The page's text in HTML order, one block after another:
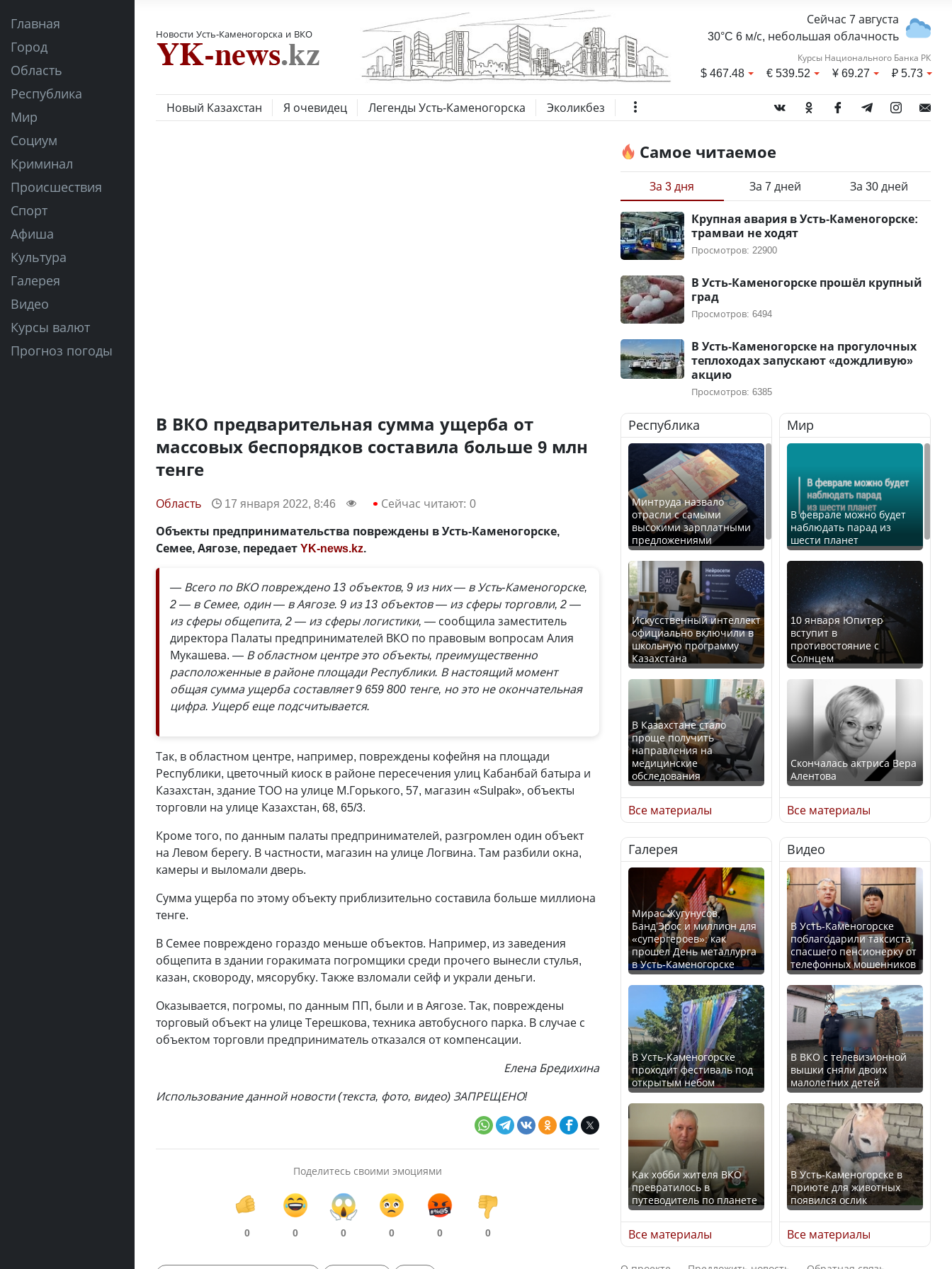
Главная
Город
Область
Республика
Мир
Социум
Криминал
Происшествия
Спорт
Афиша
Культура
Галерея
Видео
Курсы валют
Прогноз погоды
Новости Усть-Каменогорска и ВКО
Сейчас 7 августа
30°C 6 м/с, небольшая облачность
Курсы Национального Банка РК
$467.48 €539.52 ¥69.27 ₽5.73
Новый Казахстан Я очевидец Легенды Усть-Каменогорска Эколикбез
В ВКО предварительная сумма ущерба от
массовых беспорядков составила больше 9 млн
тенге
Область 17 января 2022, 8:46 Сейчас читают: 0
Объекты предпринимательства повреждены в Усть-Каменогорске,
Семее, Аягозе, передаетYK-news.kz.
— Всего по ВКО повреждено 13 объектов, 9 из них — в Усть-Каменогорске,
2 — в Семее, один — в Аягозе. 9 из 13 объектов — из сферы торговли, 2 —
из сферы общепита, 2 — из сферы логистики, — сообщила заместитель
директора Палаты предпринимателей ВКО по правовым вопросам Алия
Мукашева. — В областном центре это объекты, преимущественно
расположенные в районе площади Республики. В настоящий момент
общая сумма ущерба составляет 9 659 800 тенге, но это не окончательная
цифра. Ущерб еще подсчитывается.
Так, в областном центре, например, повреждены кофейня на площади
Республики, цветочный киоск в районе пересечения улиц Кабанбай батыра и
Казахстан, здание ТОО на улице М.Горького, 57, магазин «Sulpak», объекты
торговли на улице Казахстан, 68, 65/3.
Кроме того, по данным палаты предпринимателей, разгромлен один объект
на Левом берегу. В частности, магазин на улице Логвина. Там разбили окна,
камеры и выломали дверь.
Сумма ущерба по этому объекту приблизительно составила больше миллиона
тенге.
В Семее повреждено гораздо меньше объектов. Например, из заведения
общепита в здании горакимата погромщики среди прочего вынесли стулья,
казан, сковороду, мясорубку. Также взломали сейф и украли деньги.
Оказывается, погромы, по данным ПП, были и в Аягозе. Так, повреждены
торговый объект на улице Терешкова, техника автобусного парка. В случае с
объектом торговли предприниматель отказался от компенсации.
Елена Бредихина
Использование данной новости (текста, фото, видео) ЗАПРЕЩЕНО!
Поделитесь своими эмоциями
0 0 0 0 0 0
Самое читаемое
За 3 дня За 7 дней За 30 дней
Крупная авария в Усть-Каменогорске:
трамваи не ходят
Просмотров: 22900
В Усть-Каменогорске прошёл крупный
град
Просмотров: 6494
В Усть-Каменогорске на прогулочных
теплоходах запускают «дождливую»
акцию
Просмотров: 6385
Республика
Минтруда назвало
отрасли с самыми
высокими зарплатными
предложениями
Искусственный интеллект
официально включили в
школьную программу
Казахстана
В Казахстане стало
проще получить
направления на
медицинские
обследования
Қазақстан Орталық Азия
елдері арасында әл-ауқат
индексінде көш бастады
Казахстан возглавил
рейтинг благополучия
среди стран Центральной
Азии
Будут ли представлены
интересы регионов в
Курултае?
Ең төменгі жалақы,
алимент, экология: жеті
партия сайлаушылармен
нені талқылап жатыр?
Все материалы
Мир
В феврале можно будет
наблюдать парад из
шести планет
10 января Юпитер
вступит в
противостояние с
Солнцем
Скончалась актриса Вера
Алентова
В РФ вынесен заочный
приговор по уголовному
делу об убийстве Игоря
Талькова
В России введены
дополнительные
ограничения для
казахстанских прав
Трамп официально
вступил в должность
президента США
Луну признали объектом
культурного наследия,
находящегося под
угрозой исчезновения
Все материалы
Галерея
Мирас Жугунусов,
Банд’Эрос и миллион для
«супергероев»: как
прошел День металлурга
в Усть-Каменогорске
В Усть-Каменогорске
проходит фестиваль под
открытым небом
Как хобби жителя ВКО
превратилось в
путеводитель по планете
Все материалы
Видео
В Усть-Каменогорске
поблагодарили таксиста,
спасшего пенсионерку от
телефонных мошенников
В ВКО с телевизионной
вышки сняли двоих
малолетних детей
В Усть-Каменогорске в
приюте для животных
появился ослик
Все материалы